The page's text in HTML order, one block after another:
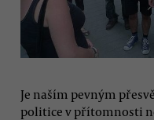
Je naším pevným
politice v přítomnosti